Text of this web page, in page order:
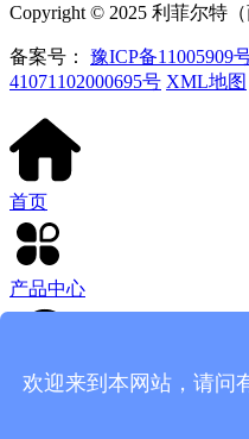
Copyright © 2025 利菲尔特
备案号： 豫ICP备11005909
41071102000695号 XML地图
首页
产品中心
客服电话
欢迎来到本网站，请问